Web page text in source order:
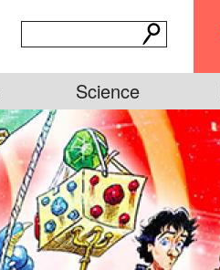
Science